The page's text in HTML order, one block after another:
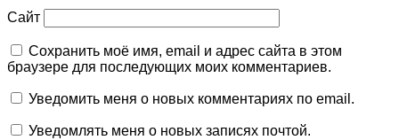
Сайт
Сохранить моё имя, email и адрес сайта в этом
браузере для последующих моих комментариев.
Уведомить меня о новых комментариях по email.
Уведомлять меня о новых записях почтой.